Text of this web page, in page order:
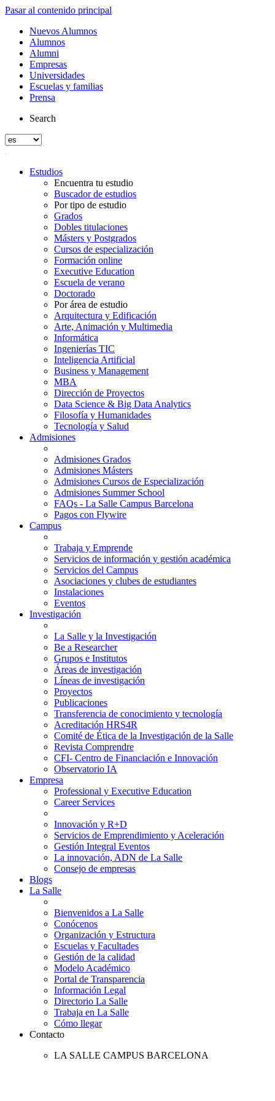
Pasar al contenido principal
Nuevos Alumnos
Alumnos
Alumni
Empresas
Universidades
Escuelas y familias
Prensa
Search
Estudios
Encuentra tu estudio
Buscador de estudios
Por tipo de estudio
Grados
Dobles titulaciones
Másters y Postgrados
Cursos de especialización
Formación online
Executive Education
Escuela de verano
Doctorado
Por área de estudio
Arquitectura y Edificación
Arte, Animación y Multimedia
Informática
Ingenierías TIC
Inteligencia Artificial
Business y Management
MBA
Dirección de Proyectos
Data Science & Big Data Analytics
Filosofía y Humanidades
Tecnología y Salud
Admisiones
Admisiones Grados
Admisiones Másters
Admisiones Cursos de Especialización
Admisiones Summer School
FAQs - La Salle Campus Barcelona
Pagos con Flywire
Campus
Trabaja y Emprende
Servicios de información y gestión académica
Servicios del Campus
Asociaciones y clubes de estudiantes
Instalaciones
Eventos
Investigación
La Salle y la Investigación
Be a Researcher
Grupos e Institutos
Áreas de investigación
Líneas de investigación
Proyectos
Publicaciones
Transferencia de conocimiento y tecnología
Acreditación HRS4R
Comité de Ética de la Investigación de la Salle
Revista Comprendre
CFI- Centro de Financiación e Innovación
Observatorio IA
Empresa
Professional y Executive Education
Career Services
Innovación y R+D
Servicios de Emprendimiento y Aceleración
Gestión Integral Eventos
La innovación, ADN de La Salle
Consejo de empresas
Blogs
La Salle
Bienvenidos a La Salle
Conócenos
Organización y Estructura
Escuelas y Facultades
Gestión de la calidad
Modelo Académico
Portal de Transparencia
Información Legal
Directorio La Salle
Trabaja en La Salle
Cómo llegar
Contacto
LA SALLE CAMPUS BARCELONA